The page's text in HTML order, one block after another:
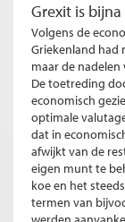
Grexit is
Volgens de
Griekenland had
maar de nadelen
De toetreding
economisch
optimale
dat in
afwijkt van de
eigen munt te
koe en het
termen van